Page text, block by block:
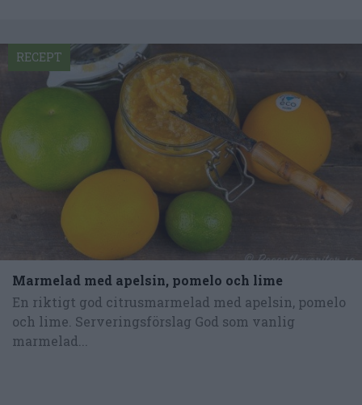
Marmelad med apelsin, pomelo och lime
En riktigt god citrusmarmelad med apelsin, pomelo
och lime. Serveringsförslag God som vanlig
marmelad...
RECEPT